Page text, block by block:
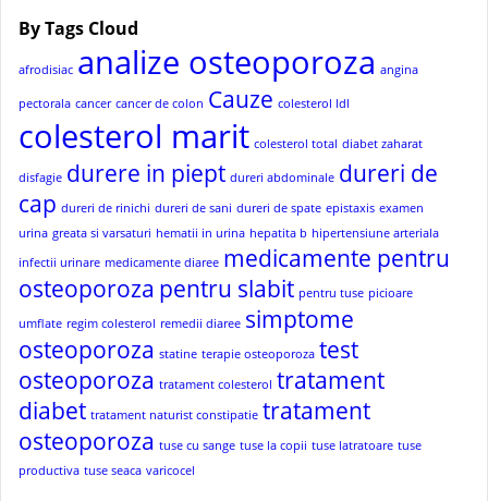
By Tags Cloud
afrodisiac analize osteoporoza angina
pectorala cancer cancer de colon Cauze colesterol ldl
colesterol marit colesterol total diabet zaharat
disfagie durere in piept dureri abdominale dureri de
cap dureri de rinichi dureri de sani dureri de spate epistaxis examen
urina greata si varsaturi hematii in urina hepatita b hipertensiune arteriala
infectii urinare medicamente diaree medicamente pentru
osteoporoza pentru slabit pentru tuse picioare
umflate regim colesterol remedii diaree simptome
osteoporoza statine terapie osteoporoza test
osteoporoza tratament colesterol tratament
diabet tratament naturist constipatie tratament
osteoporoza tuse cu sange tuse la copii tuse latratoare tuse
productiva tuse seaca varicocel